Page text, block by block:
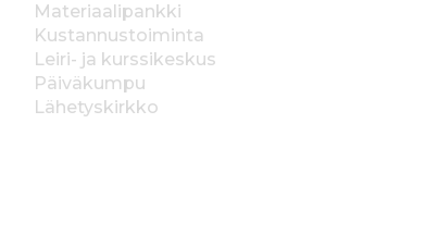
Materiaalipankki
Kustannustoiminta
Leiri- ja kurssikeskus
Päiväkumpu
Lähetyskirkko